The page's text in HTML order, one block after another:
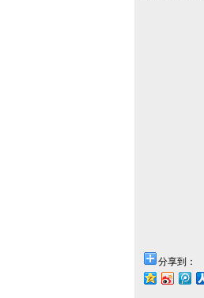
分享到：